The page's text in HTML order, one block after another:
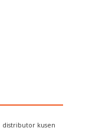
distributor kusen